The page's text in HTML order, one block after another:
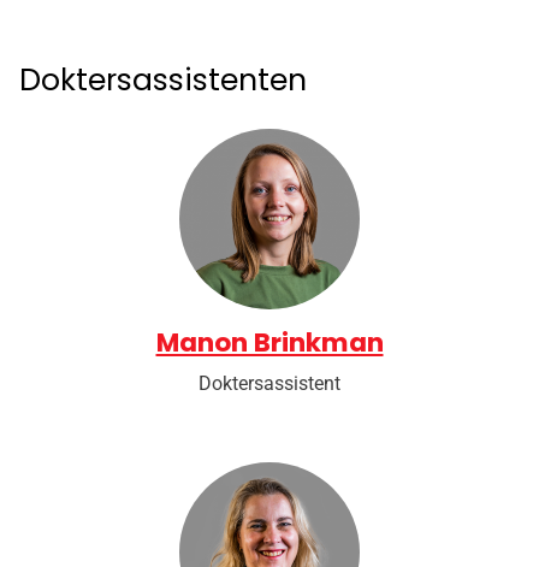
Doktersassistenten
Manon Brinkman
Doktersassistent